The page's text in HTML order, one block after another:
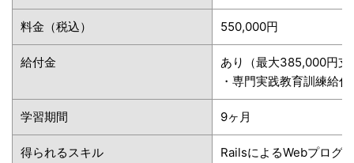
料金（税込） 550,000円
給付金
あり（最大385,000円支
・専門実践教育訓練給
学習期間 9ヶ月
得られるスキル RailsによるWebプログ